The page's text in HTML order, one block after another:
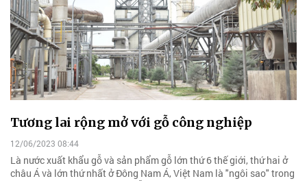
Tương lai rộng mở với gỗ công nghiệp
12/06/2023 08:44
Là nước xuất khẩu gỗ và sản phẩm gỗ lớn thứ 6 thế giới, thứ hai ở
châu Á và lớn thứ nhất ở Đông Nam Á, Việt Nam là "ngôi sao" trong